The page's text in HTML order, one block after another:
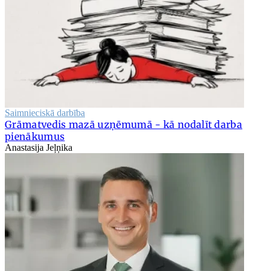
Saimnieciskā darbība
Grāmatvedis mazā uzņēmumā - kā nodalīt darba
pienākumus
Anastasija Jeļņika